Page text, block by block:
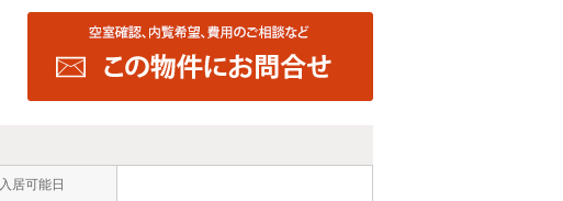
入居可能日